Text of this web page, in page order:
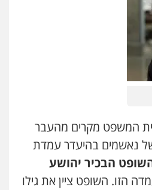
המשפט מקרים מהעבר
נאשמים בהיעדר עמדת
הבכיר יהושע
הזו. השופט ציין את גילו
– צלם
דין
– מוניטין
מגוגל ודחיקת אזכורים
שירותים מקצועיים לעורכי דין